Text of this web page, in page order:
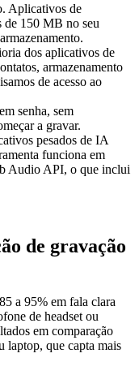
Aplicativos de
de 150 MB no seu
dos aplicativos de
armazenamento
de acesso ao
senha, sem
a gravar.
pesados de IA
funciona em
Audio API, o que inclui
de gravação
a 95% em fala clara
de headset ou
em comparação
laptop, que capta mais